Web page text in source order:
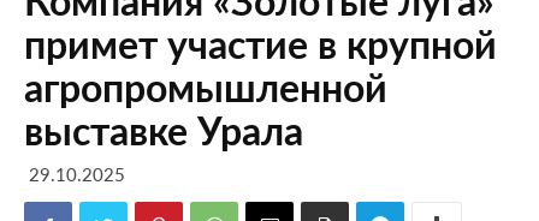
примет участие в крупной
агропромышленной
выставке Урала
29.10.2025